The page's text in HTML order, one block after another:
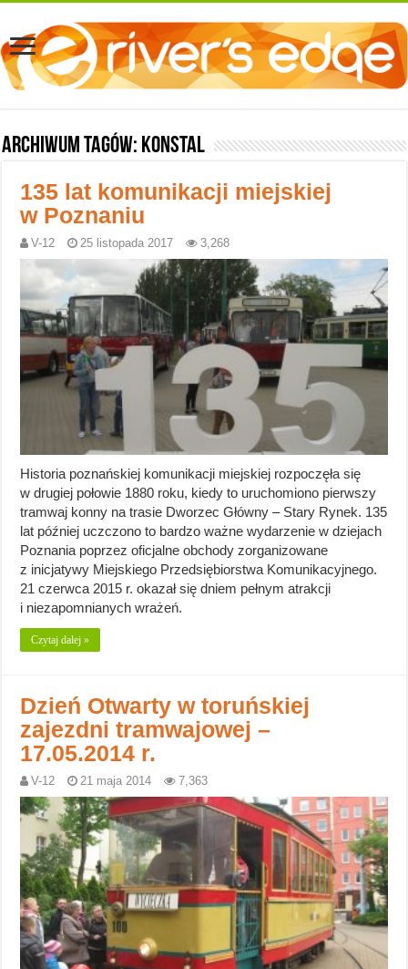
Archiwum tagów: konstal
135 lat komunikacji miejskiej
w Poznaniu
V-12 25 listopada 2017 3,268
Historia poznańskiej komunikacji miejskiej rozpoczęła się
w drugiej połowie 1880 roku, kiedy to uruchomiono pierwszy
tramwaj konny na trasie Dworzec Główny – Stary Rynek. 135
lat później uczczono to bardzo ważne wydarzenie w dziejach
Poznania poprzez oficjalne obchody zorganizowane
z inicjatywy Miejskiego Przedsiębiorstwa Komunikacyjnego.
21 czerwca 2015 r. okazał się dniem pełnym atrakcji
i niezapomnianych wrażeń.
Czytaj dalej »
Dzień Otwarty w toruńskiej
zajezdni tramwajowej –
17.05.2014 r.
V-12 21 maja 2014 7,363